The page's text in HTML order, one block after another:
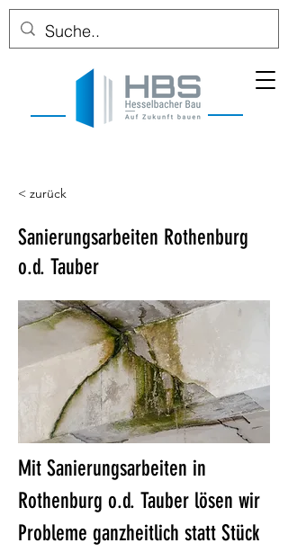
< zurück
Sanierungsarbeiten Rothenburg
o.d. Tauber
Mit Sanierungsarbeiten in
Rothenburg o.d. Tauber lösen wir
Probleme ganzheitlich statt Stück